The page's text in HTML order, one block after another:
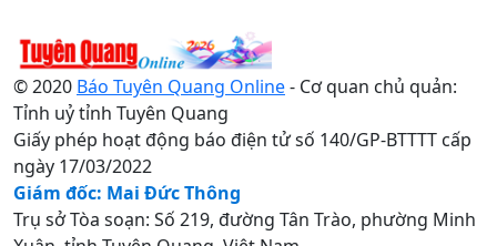
© 2020 Báo Tuyên Quang Online- Cơ quan chủ quản:
Tỉnh uỷ tỉnh Tuyên Quang
Giấy phép hoạt động báo điện tử số 140/GP-BTTTT cấp
ngày 17/03/2022
Giám đốc: Mai Đức Thông
Trụ sở Tòa soạn: Số 219, đường Tân Trào, phường Minh